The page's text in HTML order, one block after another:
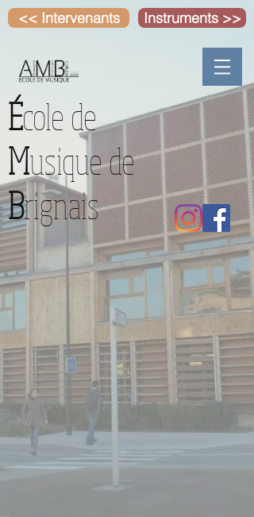
<< Intervenants Instruments >>
École de
Musique de
Brignais